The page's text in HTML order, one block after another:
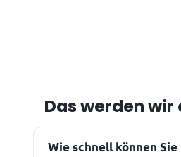
Das werden
Wie schnell können Sie